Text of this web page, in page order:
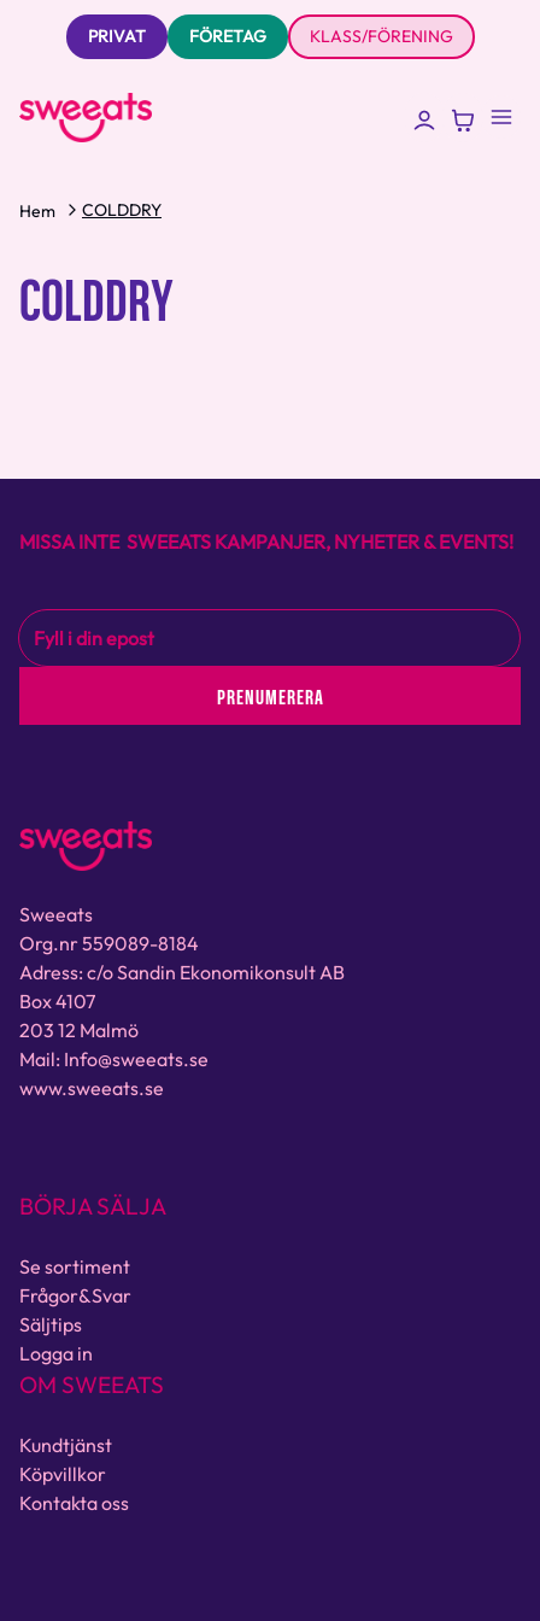
PRIVAT FÖRETAG KLASS/FÖRENING
Hem COLDDRY
COLDDRY
MISSA INTE SWEEATS KAMPANJER, NYHETER & EVENTS!
PRENUMERERA
Sweeats
Org.nr 559089-8184
Adress: c/o Sandin Ekonomikonsult AB
Box 4107
203 12 Malmö
Mail: Info@sweeats.se
www.sweeats.se
BÖRJA SÄLJA
Se sortiment
Frågor&Svar
Säljtips
Logga in
OM SWEEATS
Kundtjänst
Köpvillkor
Kontakta oss